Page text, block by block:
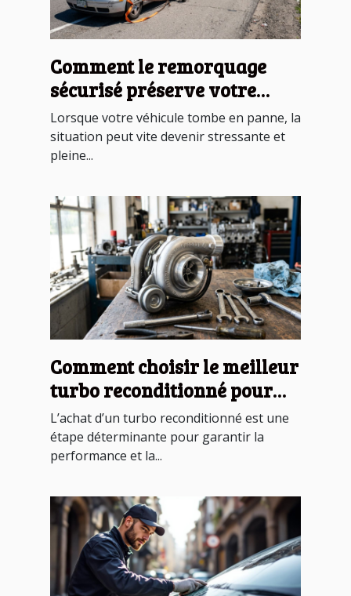
Comment le remorquage
sécurisé préserve votre
véhicule en panne ?
Lorsque votre véhicule tombe en panne, la
situation peut vite devenir stressante et
pleine...
Comment choisir le meilleur
turbo reconditionné pour
votre véhicule ?
L’achat d’un turbo reconditionné est une
étape déterminante pour garantir la
performance et la...